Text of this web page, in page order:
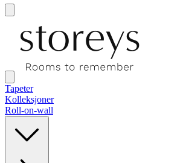
Tapeter
Kolleksjoner
Roll-on-wall